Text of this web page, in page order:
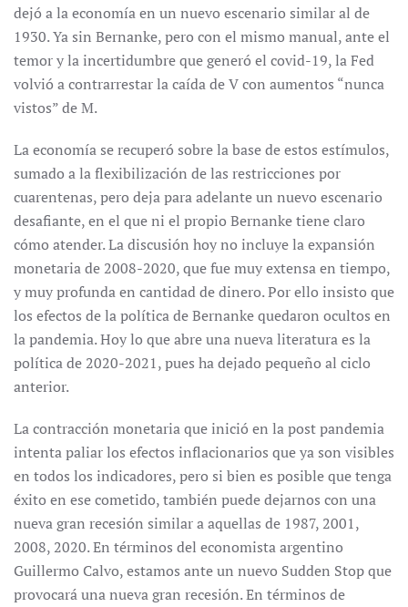
dejó a la economía en un nuevo escenario similar al de
1930. Ya sin Bernanke, pero con el mismo manual, ante el
temor y la incertidumbre que generó el covid-19, la Fed
volvió a contrarrestar la caída de V con aumentos “nunca
vistos” de M.
La economía se recuperó sobre la base de estos estímulos,
sumado a la flexibilización de las restricciones por
cuarentenas, pero deja para adelante un nuevo escenario
desafiante, en el que ni el propio Bernanke tiene claro
cómo atender. La discusión hoy no incluye la expansión
monetaria de 2008-2020, que fue muy extensa en tiempo,
y muy profunda en cantidad de dinero. Por ello insisto que
los efectos de la política de Bernanke quedaron ocultos en
la pandemia. Hoy lo que abre una nueva literatura es la
política de 2020-2021, pues ha dejado pequeño al ciclo
anterior.
La contracción monetaria que inició en la post pandemia
intenta paliar los efectos inflacionarios que ya son visibles
en todos los indicadores, pero si bien es posible que tenga
éxito en ese cometido, también puede dejarnos con una
nueva gran recesión similar a aquellas de 1987, 2001,
2008, 2020. En términos del economista argentino
Guillermo Calvo, estamos ante un nuevo Sudden Stop que
provocará una nueva gran recesión. En términos de